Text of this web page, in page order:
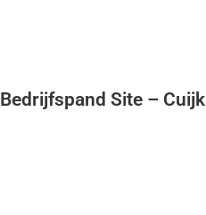
Bedrijfspand Site – Cuijk